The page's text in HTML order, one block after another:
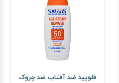
فلویید ضد آفتاب ضد چروک